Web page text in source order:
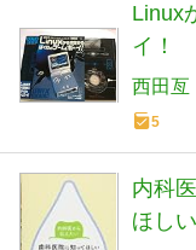
Linux
イ！
西田亙
5
内科
ほし